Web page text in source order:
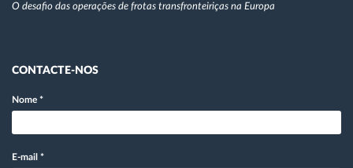
O desafio das operações de frotas transfronteiriças na Europa
CONTACTE-NOS
Nome *
E-mail *